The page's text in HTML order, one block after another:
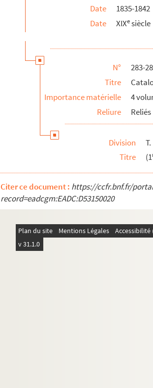
Date
1835-1842
Date
XIXesiècle
N°
283-
Titre
Importance matérielle
4
Reliure
Reliés
Division
Titre
(1
Citer ce document : https://ccfr.bnf.fr/
record=eadcgm:EADC:D53150020
Plan du site Mentions Légales
v 31.1.0